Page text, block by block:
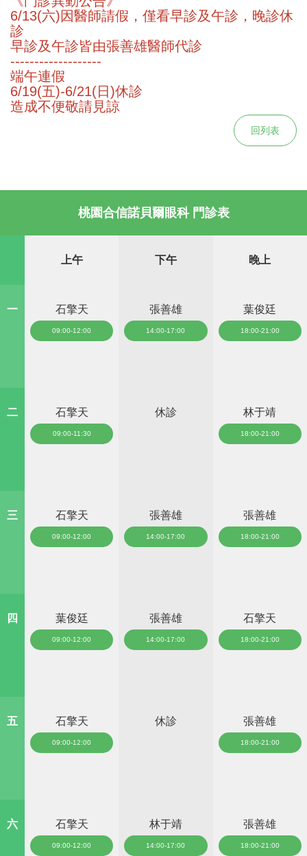
6/13(六)因醫師請假，僅看早診及午診，晚診休
診
早診及午診皆由張善雄醫師代診
-------------------
端午連假
6/19(五)-6/21(日)休診
造成不便敬請見諒
回列表
桃園合信諾貝爾眼科 門診表
上午 下午 晚上
一 石擎天
09:00-12:00
張善雄
14:00-17:00
葉俊廷
18:00-21:00
二 石擎天
09:00-11:30
休診 林于靖
18:00-21:00
三 石擎天
09:00-12:00
張善雄
14:00-17:00
張善雄
18:00-21:00
四 葉俊廷
09:00-12:00
張善雄
14:00-17:00
石擎天
18:00-21:00
五 石擎天
09:00-12:00
休診 張善雄
18:00-21:00
六 石擎天
09:00-12:00
林于靖
14:00-17:00
張善雄
18:00-21:00